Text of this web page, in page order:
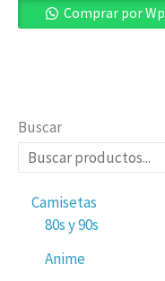
Buscar
Camisetas
80s y 90s
Anime
Comprar por Wp